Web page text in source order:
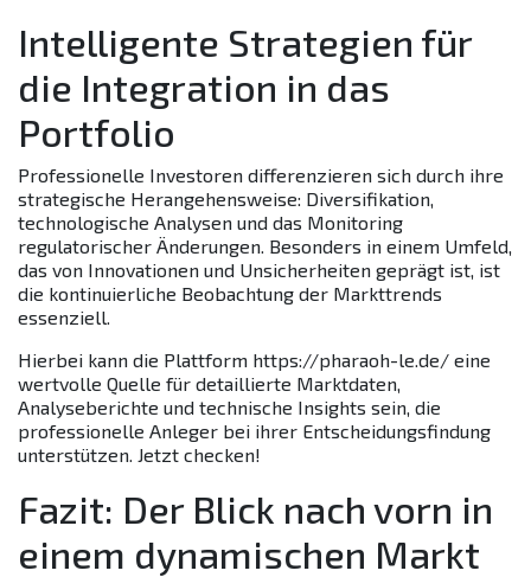
Intelligente Strategien für
die Integration in das
Portfolio
Professionelle Investoren differenzieren sich durch ihre
strategische Herangehensweise: Diversifikation,
technologische Analysen und das Monitoring
regulatorischer Änderungen. Besonders in einem Umfeld,
das von Innovationen und Unsicherheiten geprägt ist, ist
die kontinuierliche Beobachtung der Markttrends
essenziell.
Hierbei kann die Plattform https://pharaoh-le.de/ eine
wertvolle Quelle für detaillierte Marktdaten,
Analyseberichte und technische Insights sein, die
professionelle Anleger bei ihrer Entscheidungsfindung
unterstützen. Jetzt checken!
Fazit: Der Blick nach vorn in
einem dynamischen Markt